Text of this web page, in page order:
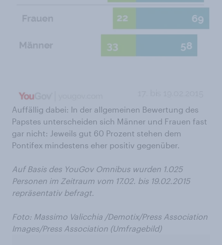
Auffällig dabei: In der allgemeinen Bewertung des
Papstes unterscheiden sich Männer und Frauen fast
gar nicht: Jeweils gut 60 Prozent stehen dem
Pontifex mindestens eher positiv gegenüber.
Auf Basis des YouGov Omnibus wurden 1.025
Personen im Zeitraum vom 17.02. bis 19.02.2015
repräsentativ befragt.
Foto: Massimo Valicchia /Demotix/Press Association
Images/Press Association (Umfragebild)